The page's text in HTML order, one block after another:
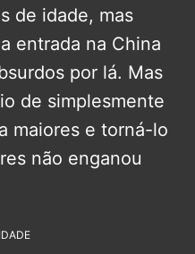
de idade, mas
entrada na China
por lá. Mas
de simplesmente
maiores e torná-lo
não enganou